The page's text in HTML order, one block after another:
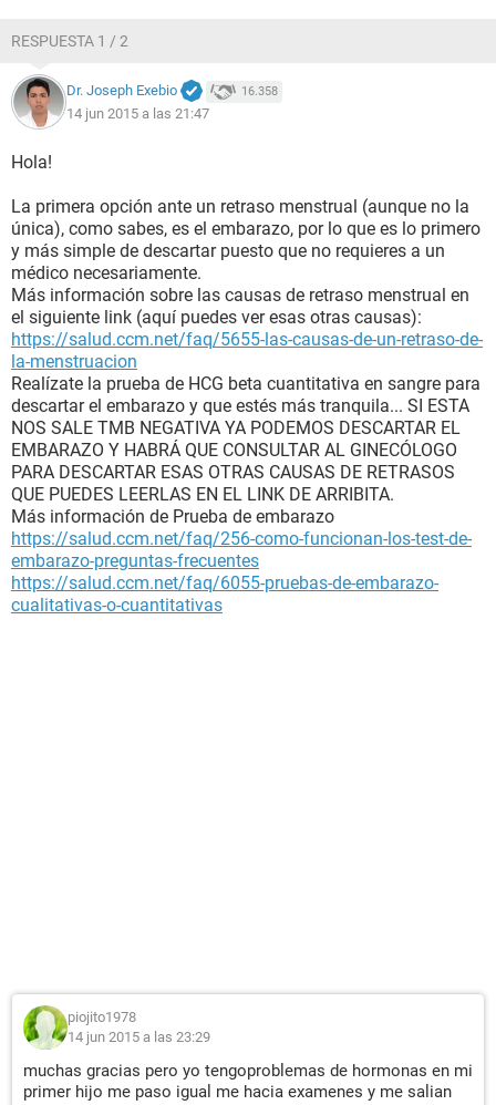
RESPUESTA 1 / 2
Dr. Joseph Exebio 16.358
14 jun 2015 a las 21:47
Hola!
La primera opción ante un retraso menstrual (aunque no la
única), como sabes, es el embarazo, por lo que es lo primero
y más simple de descartar puesto que no requieres a un
médico necesariamente.
Más información sobre las causas de retraso menstrual en
el siguiente link (aquí puedes ver esas otras causas):
https://salud.ccm.net/faq/5655-las-causas-de-un-retraso-de-
la-menstruacion
Realízate la prueba de HCG beta cuantitativa en sangre para
descartar el embarazo y que estés más tranquila... SI ESTA
NOS SALE TMB NEGATIVA YA PODEMOS DESCARTAR EL
EMBARAZO Y HABRÁ QUE CONSULTAR AL GINECÓLOGO
PARA DESCARTAR ESAS OTRAS CAUSAS DE RETRASOS
QUE PUEDES LEERLAS EN EL LINK DE ARRIBITA.
Más información de Prueba de embarazo
https://salud.ccm.net/faq/256-como-funcionan-los-test-de-
embarazo-preguntas-frecuentes
https://salud.ccm.net/faq/6055-pruebas-de-embarazo-
cualitativas-o-cuantitativas
piojito1978
14 jun 2015 a las 23:29
muchas gracias pero yo tengoproblemas de hormonas en mi
primer hijo me paso igual me hacia examenes y me salian